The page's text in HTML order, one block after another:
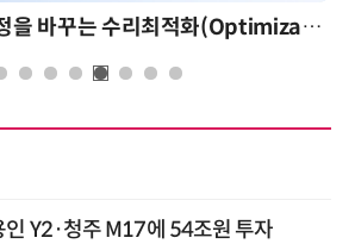
AI 시대의 의사결정을 바꾸는 수리최적화(Optimization): 실제 산업 적용 사례와 활용 전략
인 Y2·청주 M17에 54조원 투자